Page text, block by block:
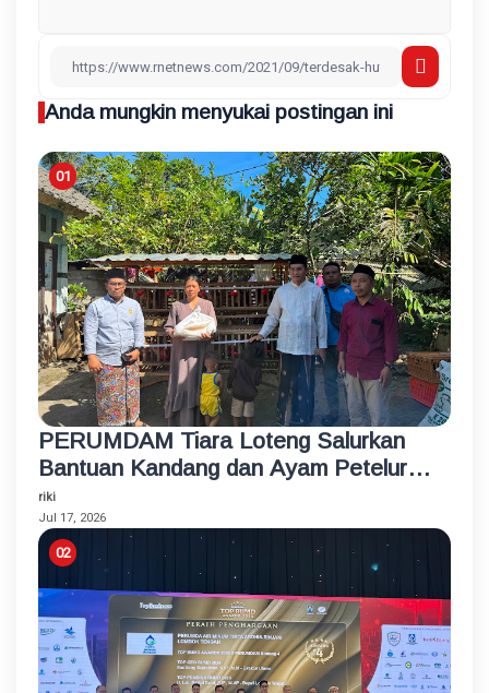
Anda mungkin menyukai postingan ini
PERUMDAM Tiara Loteng Salurkan
Bantuan Kandang dan Ayam Petelur
Rumahan untuk Santri Korban
Kebakaran
riki
Jul 17, 2026